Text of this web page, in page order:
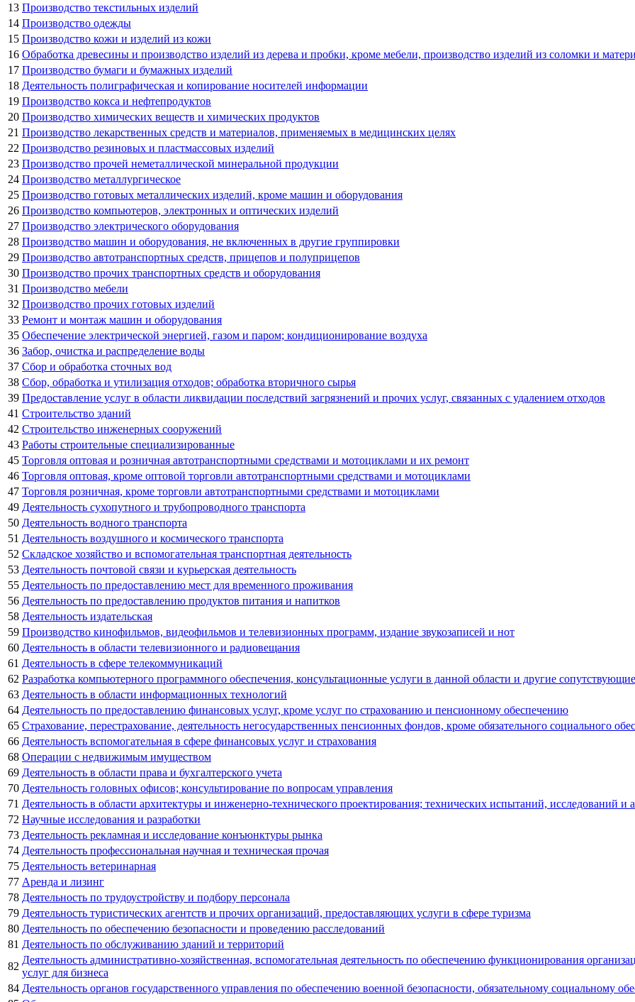
13 Производство текстильных изделий
14 Производство одежды
15 Производство кожи и изделий из кожи
16 Обработка древесины и производство изделий из дерева и пробки, кроме мебели, производство изделий из соломки и
17 Производство бумаги и бумажных изделий
18 Деятельность полиграфическая и копирование носителей информации
19 Производство кокса и нефтепродуктов
20 Производство химических веществ и химических продуктов
21 Производство лекарственных средств и материалов, применяемых в медицинских целях
22 Производство резиновых и пластмассовых изделий
23 Производство прочей неметаллической минеральной продукции
24 Производство металлургическое
25 Производство готовых металлических изделий, кроме машин и оборудования
26 Производство компьютеров, электронных и оптических изделий
27 Производство электрического оборудования
28 Производство машин и оборудования, не включенных в другие группировки
29 Производство автотранспортных средств, прицепов и полуприцепов
30 Производство прочих транспортных средств и оборудования
31 Производство мебели
32 Производство прочих готовых изделий
33 Ремонт и монтаж машин и оборудования
35 Обеспечение электрической энергией, газом и паром; кондиционирование воздуха
36 Забор, очистка и распределение воды
37 Сбор и обработка сточных вод
38 Сбор, обработка и утилизация отходов; обработка вторичного сырья
39 Предоставление услуг в области ликвидации последствий загрязнений и прочих услуг, связанных с удалением отходов
41 Строительство зданий
42 Строительство инженерных сооружений
43 Работы строительные специализированные
45 Торговля оптовая и розничная автотранспортными средствами и мотоциклами и их ремонт
46 Торговля оптовая, кроме оптовой торговли автотранспортными средствами и мотоциклами
47 Торговля розничная, кроме торговли автотранспортными средствами и мотоциклами
49 Деятельность сухопутного и трубопроводного транспорта
50 Деятельность водного транспорта
51 Деятельность воздушного и космического транспорта
52 Складское хозяйство и вспомогательная транспортная деятельность
53 Деятельность почтовой связи и курьерская деятельность
55 Деятельность по предоставлению мест для временного проживания
56 Деятельность по предоставлению продуктов питания и напитков
58 Деятельность издательская
59 Производство кинофильмов, видеофильмов и телевизионных программ, издание звукозаписей и нот
60 Деятельность в области телевизионного и радиовещания
61 Деятельность в сфере телекоммуникаций
62 Разработка компьютерного программного обеспечения, консультационные услуги в данной области и другие
63 Деятельность в области информационных технологий
64 Деятельность по предоставлению финансовых услуг, кроме услуг по страхованию и пенсионному обеспечению
65 Страхование, перестрахование, деятельность негосударственных пенсионных фондов, кроме обязательного социального
66 Деятельность вспомогательная в сфере финансовых услуг и страхования
68 Операции с недвижимым имуществом
69 Деятельность в области права и бухгалтерского учета
70 Деятельность головных офисов; консультирование по вопросам управления
71 Деятельность в области архитектуры и инженерно-технического проектирования; технических испытаний, исследований и
72 Научные исследования и разработки
73 Деятельность рекламная и исследование конъюнктуры рынка
74 Деятельность профессиональная научная и техническая прочая
75 Деятельность ветеринарная
77 Аренда и лизинг
78 Деятельность по трудоустройству и подбору персонала
79 Деятельность туристических агентств и прочих организаций, предоставляющих услуги в сфере туризма
80 Деятельность по обеспечению безопасности и проведению расследований
81 Деятельность по обслуживанию зданий и территорий
82
Деятельность административно-хозяйственная, вспомогательная деятельность по обеспечению функционирования
услуг для бизнеса
84 Деятельность органов государственного управления по обеспечению военной безопасности, обязательному социальному